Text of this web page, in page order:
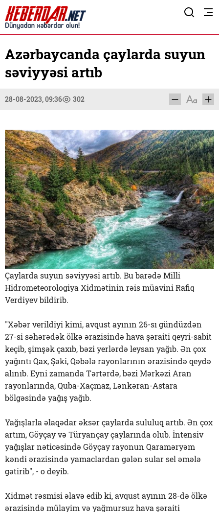
Azərbaycanda çaylarda suyun
səviyyəsi artıb
28-08-2023, 09:36 302
Çaylarda suyun səviyyəsi artıb. Bu barədə Milli
Hidrometeorologiya Xidmətinin rəis müavini Rafiq
Verdiyev bildirib.
"Xəbər verildiyi kimi, avqust ayının 26-sı gündüzdən
27-si səhərədək ölkə ərazisində hava şəraiti qeyri-sabit
keçib, şimşək çaxıb, bəzi yerlərdə leysan yağıb. Ən çox
yağıntı Qax, Şəki, Qəbələ rayonlarının ərazisində qeydə
alınıb. Eyni zamanda Tərtərdə, bəzi Mərkəzi Aran
rayonlarında, Quba-Xaçmaz, Lənkəran-Astara
bölgəsində yağış yağıb.
Yağışlarla əlaqədar əksər çaylarda sululuq artıb. Ən çox
artım, Göyçay və Türyançay çaylarında olub. İntensiv
yağışlar nəticəsində Göyçay rayonun Qaraməryəm
kəndi ərazisində yamaclardan gələn sular sel əmələ
gətirib", - o deyib.
Xidmət rəsmisi əlavə edib ki, avqust ayının 28-də ölkə
ərazisində mülayim və yağmursuz hava şəraiti